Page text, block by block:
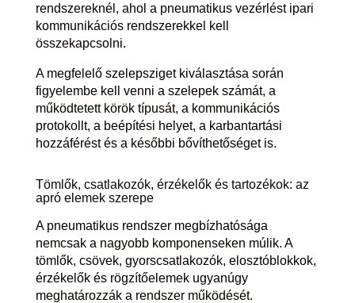
rendszereknél, ahol a pneumatikus vezérlést ipari
kommunikációs rendszerekkel kell
összekapcsolni.
A megfelelő szelepsziget kiválasztása során
figyelembe kell venni a szelepek számát, a
működtetett körök típusát, a kommunikációs
protokollt, a beépítési helyet, a karbantartási
hozzáférést és a későbbi bővíthetőséget is.
Tömlők, csatlakozók, érzékelők és tartozékok: az
apró elemek szerepe
A pneumatikus rendszer megbízhatósága
nemcsak a nagyobb komponenseken múlik. A
tömlők, csövek, gyorscsatlakozók, elosztóblokkok,
érzékelők és rögzítőelemek ugyanúgy
meghatározzák a rendszer működését.